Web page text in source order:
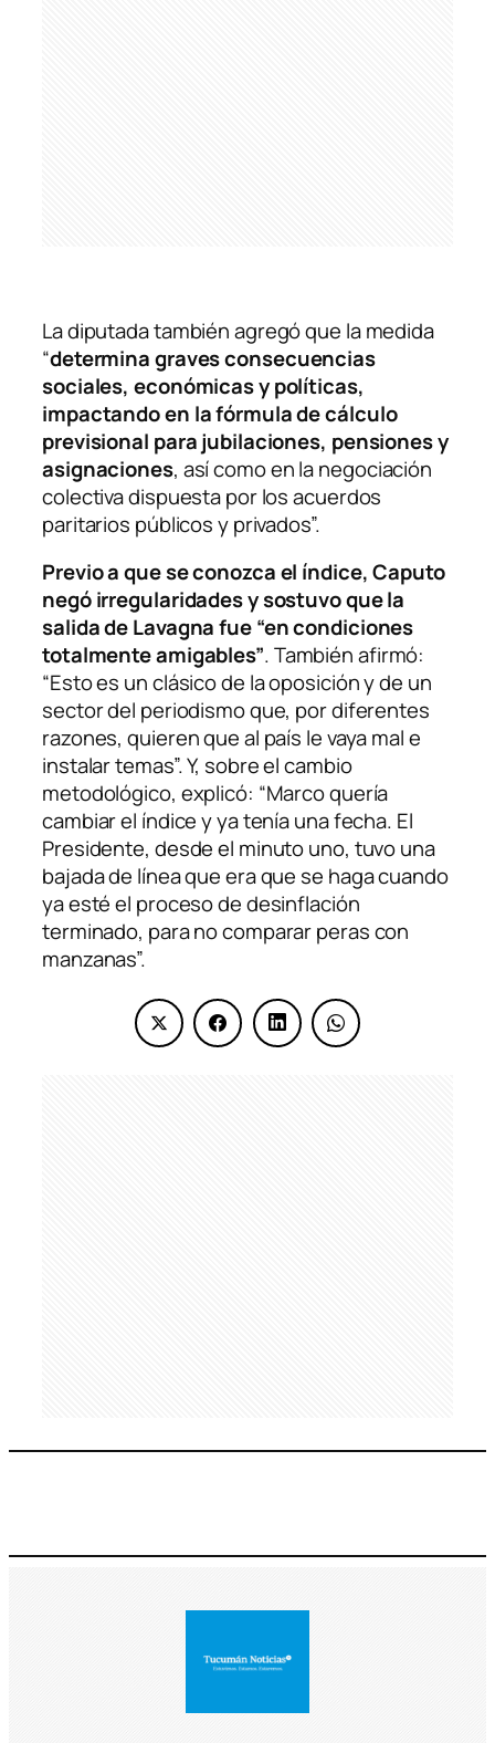
La diputada también agregó que la medida
“determina graves consecuencias
sociales, económicas y políticas,
impactando en la fórmula de cálculo
previsional para jubilaciones, pensiones y
asignaciones, así como en la negociación
colectiva dispuesta por los acuerdos
paritarios públicos y privados”.
Previo a que se conozca el índice, Caputo
negó irregularidades y sostuvo que la
salida de Lavagna fue “en condiciones
totalmente amigables”. También afirmó:
“Esto es un clásico de la oposición y de un
sector del periodismo que, por diferentes
razones, quieren que al país le vaya mal e
instalar temas”. Y, sobre el cambio
metodológico, explicó: “Marco quería
cambiar el índice y ya tenía una fecha. El
Presidente, desde el minuto uno, tuvo una
bajada de línea que era que se haga cuando
ya esté el proceso de desinflación
terminado, para no comparar peras con
manzanas”.